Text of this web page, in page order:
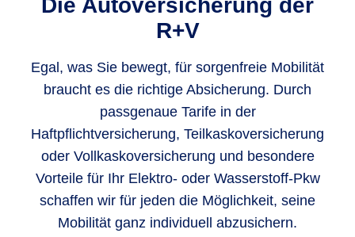
Die Autoversicherung der
R+V
Egal, was Sie bewegt, für sorgenfreie Mobilität
braucht es die richtige Absicherung. Durch
passgenaue Tarife in der
Haftpflichtversicherung, Teilkaskoversicherung
oder Vollkaskoversicherung und besondere
Vorteile für Ihr Elektro- oder Wasserstoff-Pkw
schaffen wir für jeden die Möglichkeit, seine
Mobilität ganz individuell abzusichern.